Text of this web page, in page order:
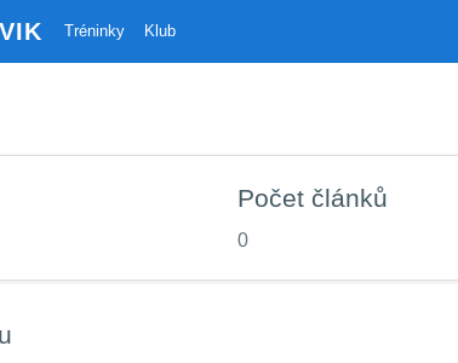
Tréninky Klub
Počet článků
0